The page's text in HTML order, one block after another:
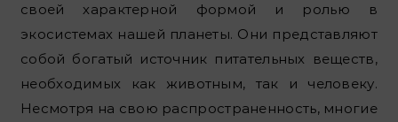
своей характерной формой и ролью в
экосистемах нашей планеты. Они представляют
собой богатый источник питательных веществ,
необходимых как животным, так и человеку.
Несмотря на свою распространенность, многие